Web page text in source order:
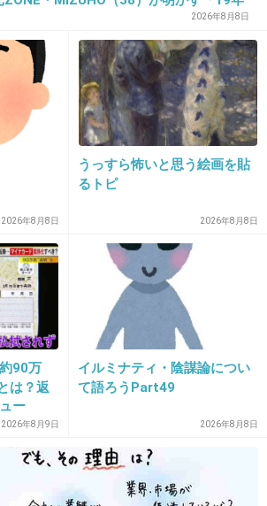
+316 -2
ければ良い！
+114 -1
の病気だよな
2026年8月8日
2026年8月8日
うっすら怖いと思う絵画を貼
るトピ
2026年8月8日
90万
は？返
ー
2026年8月9日
イルミナティ・陰謀論につい
て語ろうPart49
2026年8月8日